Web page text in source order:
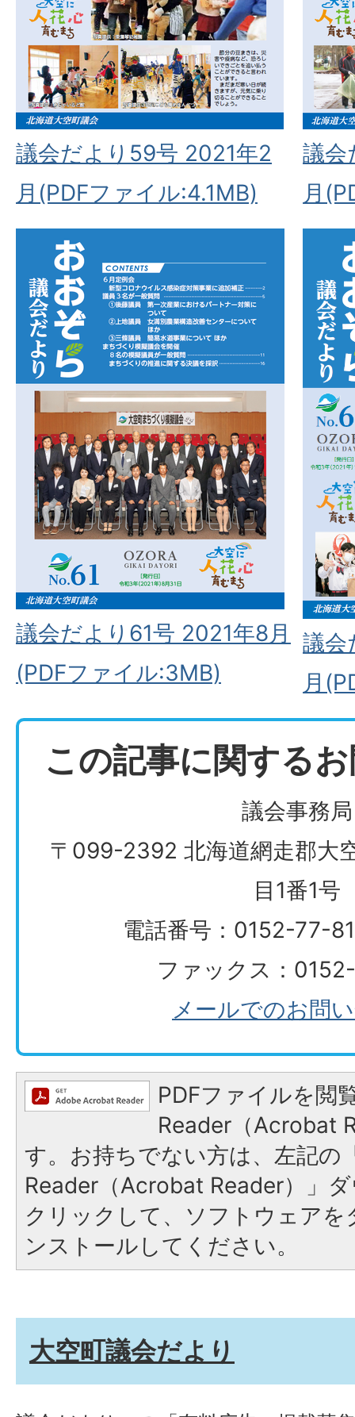
議会だより59号 2021年2
月(PDFファイル:4.1MB)
議会
月
議会だより61号 2021年8月
(PDFファイル:3MB)
議会
月
この記事に関する
議会事務局
〒099-2392 北海道網走郡大
目1番1号
電話番号：0152-77-
ファックス：
メールでのお問
PDFファイルを閲
Reader（Acrobat
す。お持ちでない方は、左記の
Reader（Acrobat Reader）」
クリックして、ソフトウェア
ンストールしてください。
大空町議会だより